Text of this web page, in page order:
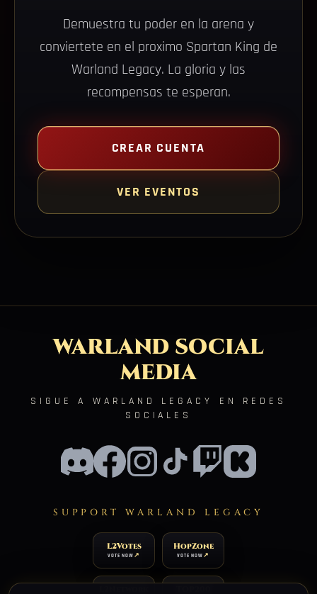
Demuestra tu poder en la arena y
conviertete en el proximo Spartan King de
Warland Legacy. La gloria y las
recompensas te esperan.
CREAR CUENTA
VER EVENTOS
WARLAND SOCIAL
MEDIA
SIGUE A WARLAND LEGACY EN REDES
SOCIALES
SUPPORT WARLAND LEGACY
L2Votes
VOTE NOW
HopZone
VOTE NOW